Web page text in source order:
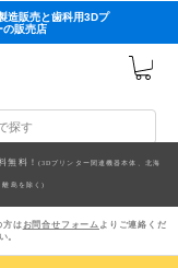
造販売と歯科用3Dプ
の販売店
無料！ (3Dプリンター関連機器本体、北海
離島を除く)
方はお問合せフォーム よりご連絡くだ
。